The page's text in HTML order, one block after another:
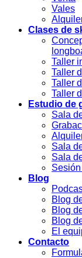
Vales
Clases de
Taller
Taller
Taller
Taller
Estudio de
Sala
Sala
Sala
Blog
Blog
Blog
Blog
El
Contacto